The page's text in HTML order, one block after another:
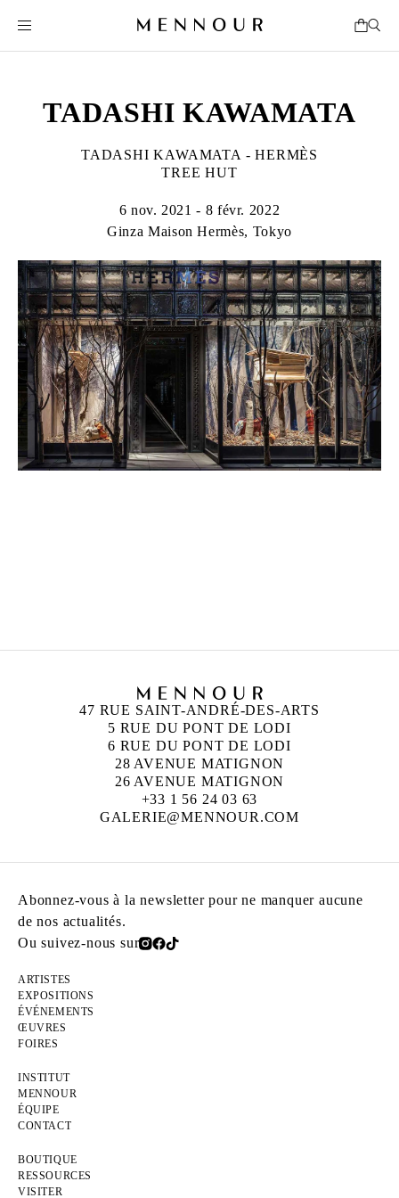
TADASHI KAWAMATA
TADASHI KAWAMATA - HERMÈS
TREE HUT
6 nov. 2021 - 8 févr. 2022
Ginza Maison Hermès, Tokyo
47 RUE SAINT-ANDRÉ-DES-ARTS
5 RUE DU PONT DE LODI
6 RUE DU PONT DE LODI
28 AVENUE MATIGNON
26 AVENUE MATIGNON
+33 1 56 24 03 63
GALERIE@MENNOUR.COM
Abonnez-vous à la newsletter pour ne manquer aucune
de nos actualités.
Ou suivez-nous sur
ARTISTES
EXPOSITIONS
ÉVÉNEMENTS
ŒUVRES
FOIRES
INSTITUT
MENNOUR
ÉQUIPE
CONTACT
BOUTIQUE
RESSOURCES
VISITER